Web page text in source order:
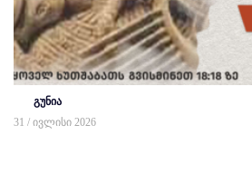
გუნია
31 / ივლისი 2026